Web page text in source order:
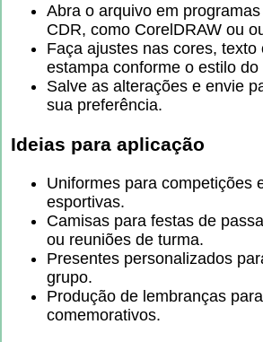
Abra o arquivo em
CDR, como CorelDRAW ou
Faça ajustes nas cores, texto
estampa conforme o estilo do
Salve as alterações e envie
sua preferência.
Ideias para aplicação
Uniformes para competições
esportivas.
Camisas para festas de
ou reuniões de turma.
Presentes personalizados
grupo.
Produção de lembranças
comemorativos.